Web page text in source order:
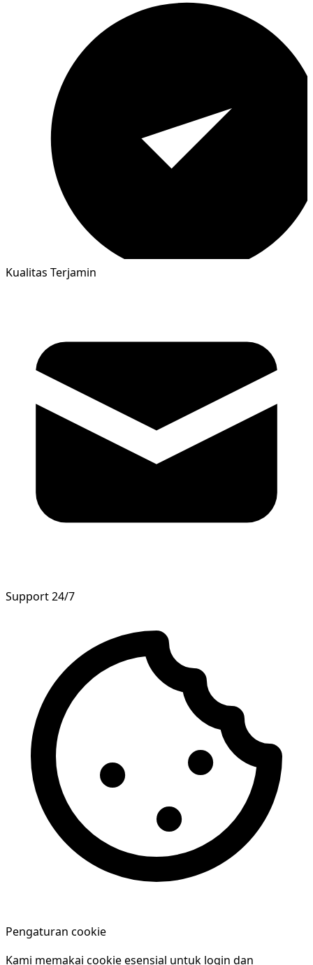
Kualitas Terjamin
Support 24/7
Pengaturan cookie
Kami memakai cookie esensial untuk login dan